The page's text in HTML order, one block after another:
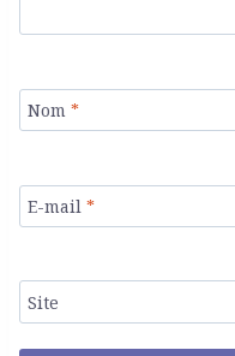
Nom *
E-mail *
Site